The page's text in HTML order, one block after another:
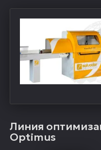
Линия
Optimus